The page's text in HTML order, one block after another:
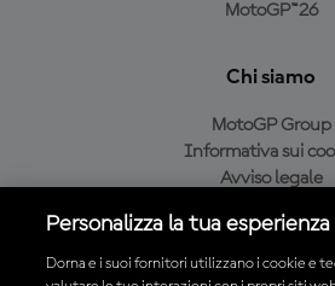
MotoGP™26
Chi siamo
MotoGP Group
Informativa sui
Avviso legale
Condizioni di
Personalizza la tua esperienza
Dorna e i suoi fornitori utilizzano i cookie e